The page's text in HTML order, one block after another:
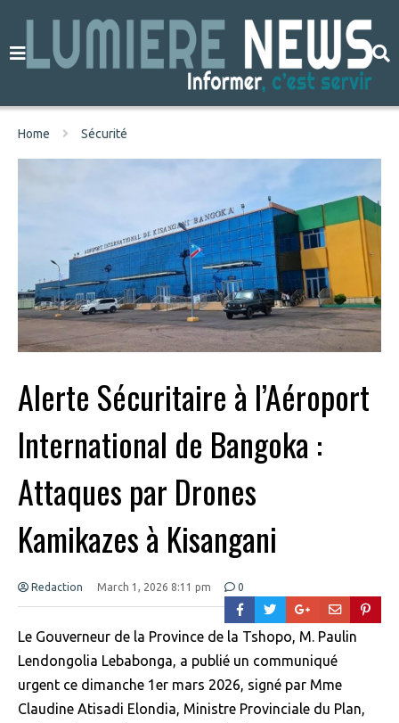
Home Sécurité
Alerte Sécuritaire à l’Aéroport
International de Bangoka :
Attaques par Drones
Kamikazes à Kisangani
Redaction March 1, 2026 8:11 pm 0
Le Gouverneur de la Province de la Tshopo, M. Paulin
Lendongolia Lebabonga, a publié un communiqué
urgent ce dimanche 1er mars 2026, signé par Mme
Claudine Atisadi Elondia, Ministre Provinciale du Plan,